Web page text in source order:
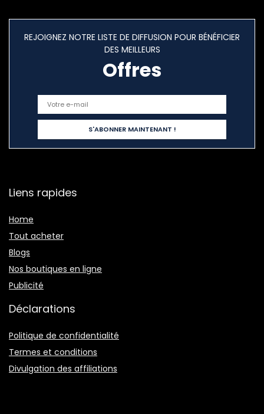
REJOIGNEZ NOTRE LISTE DE DIFFUSION POUR BÉNÉFICIER
DES MEILLEURS
Offres
Liens rapides
Home
Tout acheter
Blogs
Nos boutiques en ligne
Publicité
Déclarations
Politique de confidentialité
Termes et conditions
Divulgation des affiliations